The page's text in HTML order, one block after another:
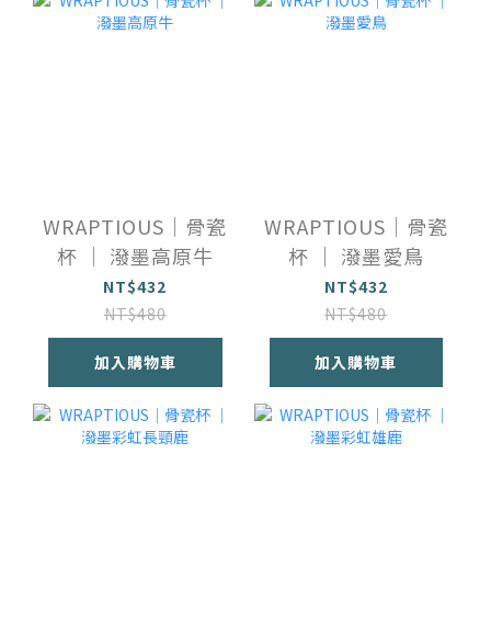
WRAPTIOUS｜骨瓷
杯 ｜ 潑墨高原牛
NT$432
NT$480
加入購物車
WRAPTIOUS｜骨瓷
杯 ｜ 潑墨愛鳥
NT$432
NT$480
加入購物車